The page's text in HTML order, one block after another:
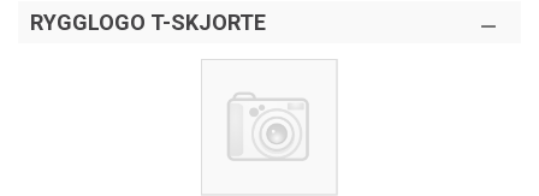
RYGGLOGO T-SKJORTE